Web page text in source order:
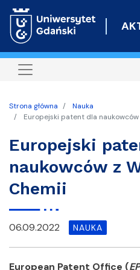
Strona główna
Nauka
Europejski patent dla naukowców
Europejski
naukowców z
Chemii
06.09.2022 NAUKA
European Patent Office (